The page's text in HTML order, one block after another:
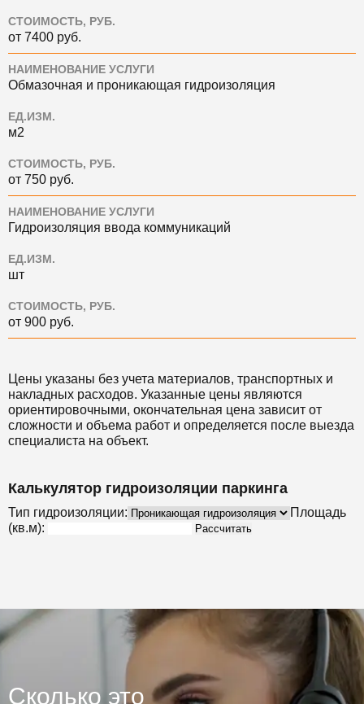
СТОИМОСТЬ, РУБ.
от 7400 руб.
НАИМЕНОВАНИЕ УСЛУГИ
Обмазочная и проникающая гидроизоляция
ЕД.ИЗМ.
м2
СТОИМОСТЬ, РУБ.
от 750 руб.
НАИМЕНОВАНИЕ УСЛУГИ
Гидроизоляция ввода коммуникаций
ЕД.ИЗМ.
шт
СТОИМОСТЬ, РУБ.
от 900 руб.
Цены указаны без учета материалов, транспортных и
накладных расходов. Указанные цены являются
ориентировочными, окончательная цена зависит от
сложности и объема работ и определяется после выезда
специалиста на объект.
Калькулятор гидроизоляции паркинга
Тип гидроизоляции:
Площадь
(кв.м):
Рассчитать
Сколько это